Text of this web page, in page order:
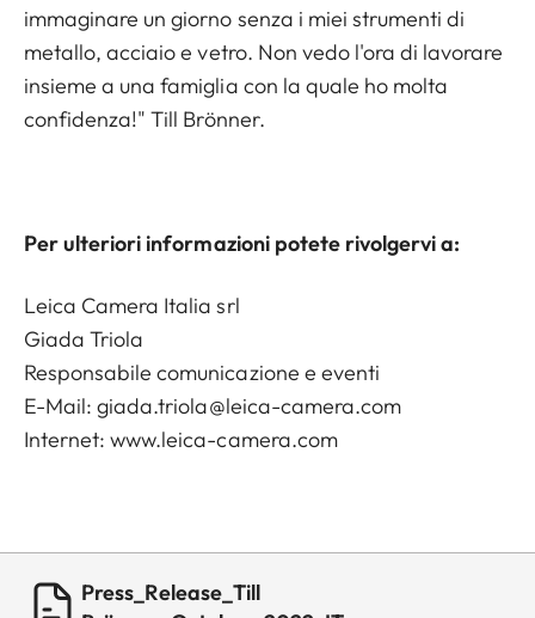
immaginare un giorno senza i miei strumenti di
metallo, acciaio e vetro. Non vedo l'ora di lavorare
insieme a una famiglia con la quale ho molta
confidenza!" Till Brönner.
Per ulteriori informazioni potete rivolgervi a:
Leica Camera Italia srl
Giada Triola
Responsabile comunicazione e eventi
E-Mail:giada.triola@leica-camera.com
Internet: www.leica-camera.com
Press_Release_Till